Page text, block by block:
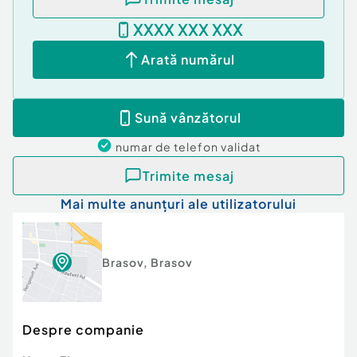
XXXX XXX XXX
Arată numărul
Sună vânzătorul
numar de telefon validat
Trimite mesaj
Mai multe anunțuri ale utilizatorului
Brasov, Brasov
Despre companie